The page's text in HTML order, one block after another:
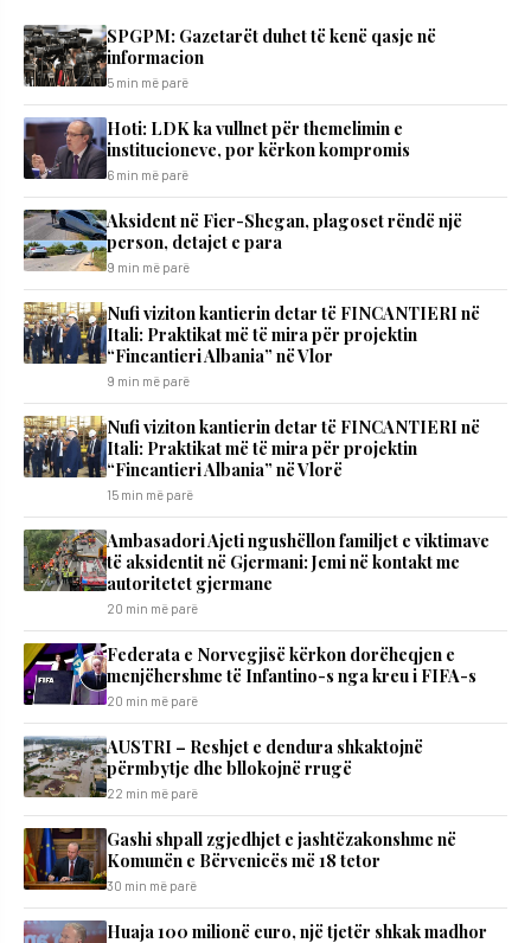
SPGPM: Gazetarët duhet të kenë qasje në
informacion
5 min më parë
Hoti: LDK ka vullnet për themelimin e
institucioneve, por kërkon kompromis
6 min më parë
Aksident në Fier-Shegan, plagoset rëndë një
person, detajet e para
9 min më parë
Nufi viziton kantierin detar të FINCANTIERI në
Itali: Praktikat më të mira për projektin
“Fincantieri Albania” në Vlor
9 min më parë
Nufi viziton kantierin detar të FINCANTIERI në
Itali: Praktikat më të mira për projektin
“Fincantieri Albania” në Vlorë
15 min më parë
Ambasadori Ajeti ngushëllon familjet e viktimave
të aksidentit në Gjermani: Jemi në kontakt me
autoritetet gjermane
20 min më parë
Federata e Norvegjisë kërkon dorëheqjen e
menjëhershme të Infantino-s nga kreu i FIFA-s
20 min më parë
AUSTRI – Reshjet e dendura shkaktojnë
përmbytje dhe bllokojnë rrugë
22 min më parë
Gashi shpall zgjedhjet e jashtëzakonshme në
Komunën e Bërvenicës më 18 tetor
30 min më parë
Huaja 100 milionë euro, një tjetër shkak madhor